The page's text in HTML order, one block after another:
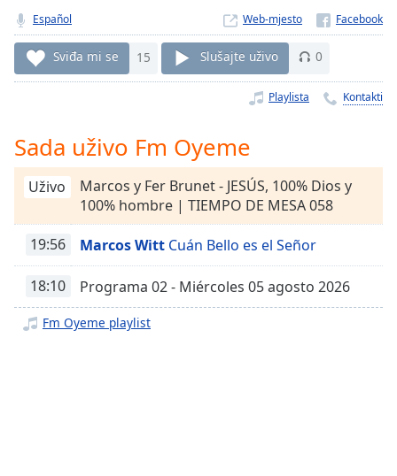
live LIVE
Remaining
Time-
Playback
Rate
Chapters
Descriptions
descriptions
off,
selected
Español Web-mjesto
Sviđa mi se 15 Slušajte uživo 0
Playlista Kontakti
Sada uživo Fm Oyeme
Uživo
Marcos y Fer Brunet - JESÚS, 100% Dios y
100% hombre | TIEMPO DE MESA 058
19:56 Marcos Witt Cuán Bello es el Señor
18:10 Programa 02 - Miércoles 05 agosto 2026
Fm Oyeme playlist